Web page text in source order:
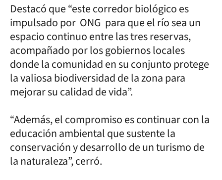
Destacó que “este corredor biológico es
impulsado por ONG para que el río sea un
espacio continuo entre las tres reservas,
acompañado por los gobiernos locales
donde la comunidad en su conjunto protege
la valiosa biodiversidad de la zona para
mejorar su calidad de vida”.
“Además, el compromiso es continuar con la
educación ambiental que sustente la
conservación y desarrollo de un turismo de
la naturaleza”, cerró.